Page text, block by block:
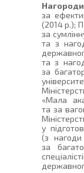
за
(2014 р.);
за
та з
та з
за
«Мала
та за
у
(з нагоди
за